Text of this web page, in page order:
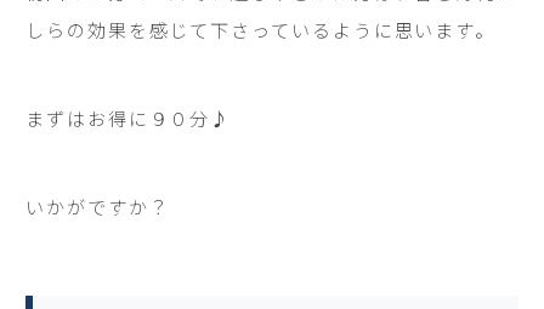
しらの効果を感じて下さっているように思います。
まずはお得に９０分♪
いかがですか？